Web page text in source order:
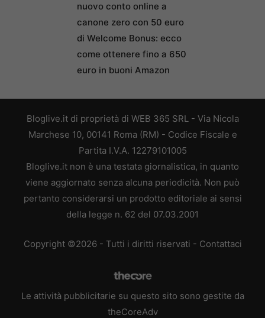
nuovo conto online a
canone zero con 50 euro
di Welcome Bonus: ecco
come ottenere fino a 650
euro in buoni Amazon
Bloglive.it di proprietà di WEB 365 SRL - Via Nicola
Marchese 10, 00141 Roma (RM) - Codice Fiscale e
Partita I.V.A. 12279101005
Bloglive.it non è una testata giornalistica, in quanto
viene aggiornato senza alcuna periodicità. Non può
pertanto considerarsi un prodotto editoriale ai sensi
della legge n. 62 del 07.03.2001
Copyright ©2026 - Tutti i diritti riservati - Contattaci
Le attività pubblicitarie su questo sito sono gestite da
theCoreAdv